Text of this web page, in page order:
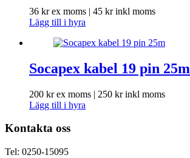
36 krex moms | 45 krinkl moms
Lägg till i hyra
Socapex kabel 19 pin 25m
200 krex moms | 250 krinkl moms
Lägg till i hyra
Kontakta oss
Tel: 0250-15095